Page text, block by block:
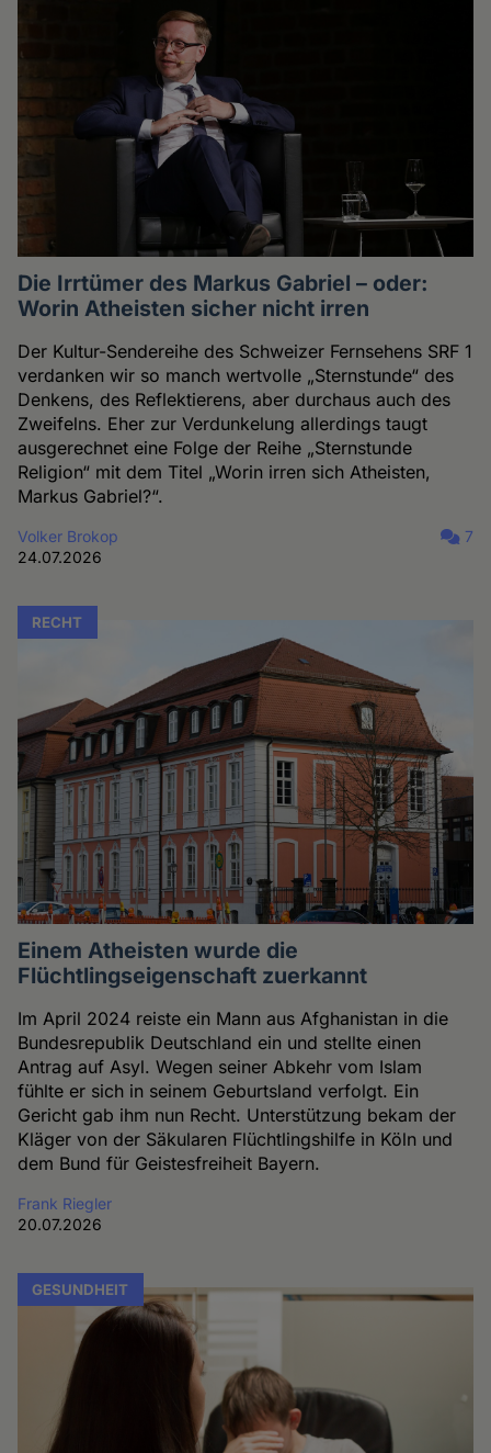
Die Irrtümer des Markus Gabriel – oder:
Worin Atheisten sicher nicht irren
Der Kultur-Sendereihe des Schweizer Fernsehens SRF 1
verdanken wir so manch wertvolle „Sternstunde“ des
Denkens, des Reflektierens, aber durchaus auch des
Zweifelns. Eher zur Verdunkelung allerdings taugt
ausgerechnet eine Folge der Reihe „Sternstunde
Religion“ mit dem Titel „Worin irren sich Atheisten,
Markus Gabriel?“.
Volker Brokop
24.07.2026
7
RECHT
Einem Atheisten wurde die
Flüchtlingseigenschaft zuerkannt
Im April 2024 reiste ein Mann aus Afghanistan in die
Bundesrepublik Deutschland ein und stellte einen
Antrag auf Asyl. Wegen seiner Abkehr vom Islam
fühlte er sich in seinem Geburtsland verfolgt. Ein
Gericht gab ihm nun Recht. Unterstützung bekam der
Kläger von der Säkularen Flüchtlingshilfe in Köln und
dem Bund für Geistesfreiheit Bayern.
Frank Riegler
20.07.2026
GESUNDHEIT